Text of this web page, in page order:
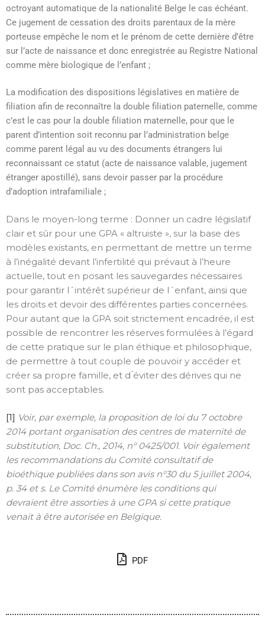
octroyant automatique de la nationalité Belge le cas échéant.
Ce jugement de cessation des droits parentaux de la mère
porteuse empêche le nom et le prénom de cette dernière d’être
sur l’acte de naissance et donc enregistrée au Registre National
comme mère biologique de l’enfant ;
La modification des dispositions législatives en matière de
filiation afin de reconnaître la double filiation paternelle, comme
c’est le cas pour la double filiation maternelle, pour que le
parent d’intention soit reconnu par l’administration belge
comme parent légal au vu des documents étrangers lui
reconnaissant ce statut (acte de naissance valable, jugement
étranger apostillé), sans devoir passer par la procédure
d’adoption intrafamiliale ;
Dans le moyen-long terme : Donner un cadre législatif
clair et sûr pour une GPA « altruiste », sur la base des
modèles existants, en permettant de mettre un terme
à l’inégalité devant l’infertilité qui prévaut à l’heure
actuelle, tout en posant les sauvegardes nécessaires
pour garantir l´intérêt supérieur de l´enfant, ainsi que
les droits et devoir des différentes parties concernées.
Pour autant que la GPA soit strictement encadrée, il est
possible de rencontrer les réserves formulées à l’égard
de cette pratique sur le plan éthique et philosophique,
de permettre à tout couple de pouvoir y accéder et
créer sa propre famille, et d ́éviter des dérives qui ne
sont pas acceptables.
[1] Voir, par exemple, la proposition de loi du 7 octobre
2014 portant organisation des centres de maternité de
substitution, Doc. Ch., 2014, n° 0425/001. Voir également
les recommandations du Comité consultatif de
bioéthique publiées dans son avis n°30 du 5 juillet 2004,
p. 34 et s. Le Comité énumère les conditions qui
devraient être assorties à une GPA si cette pratique
venait à être autorisée en Belgique.
PDF